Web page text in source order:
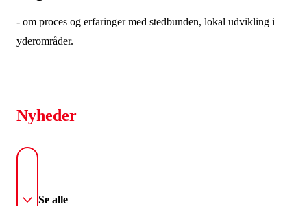
- om proces og erfaringer med stedbunden, lokal udvikling i
yderområder.
Nyheder
Se alle